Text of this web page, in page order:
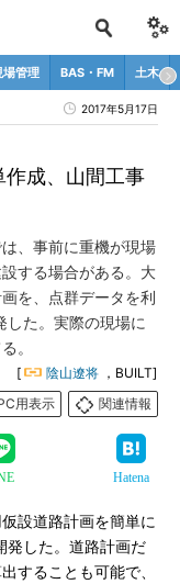
場管理 BAS・FM 土木
2017年5月17日
作成、山間工事
、事前に重機が現場
する場合がある。大
を、点群データを利
した。実際の現場に
。
[ 陰山遼将 ，BUILT]
用表示
関連情報
Hatena
設道路計画を簡単に
発した。道路計画だ
することも可能で、